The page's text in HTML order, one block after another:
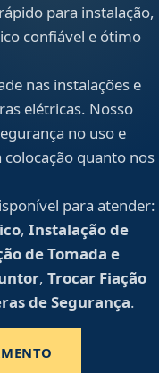
para instalação,
confiável e ótimo
nas instalações e
elétricas. Nosso
no uso e
quanto nos
para atender:
, Instalação de
de Tomada e
, Trocar Fiação
de Segurança.